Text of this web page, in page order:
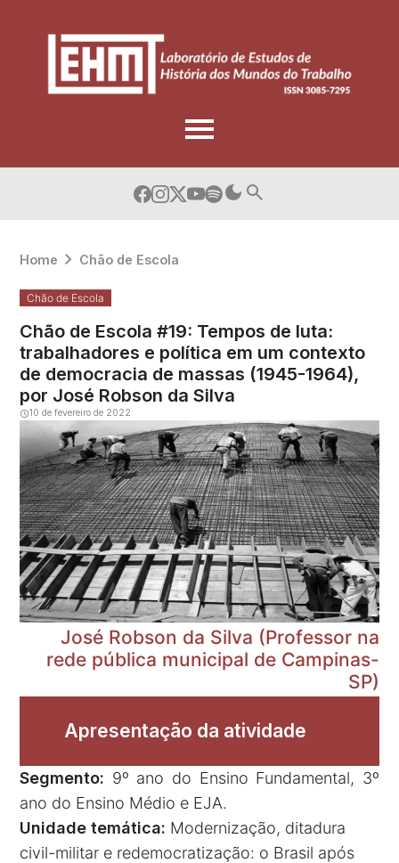
Home Chão de Escola
Chão de Escola
Chão de Escola #19: Tempos de luta:
trabalhadores e política em um contexto
de democracia de massas (1945-1964),
por José Robson da Silva
10 de fevereiro de 2022
José Robson da Silva (Professor na
rede pública municipal de Campinas-
SP)
Apresentação da atividade
Segmento: 9º ano do Ensino Fundamental, 3º
ano do Ensino Médio e EJA.
Unidade temática: Modernização, ditadura
civil-militar e redemocratização: o Brasil após